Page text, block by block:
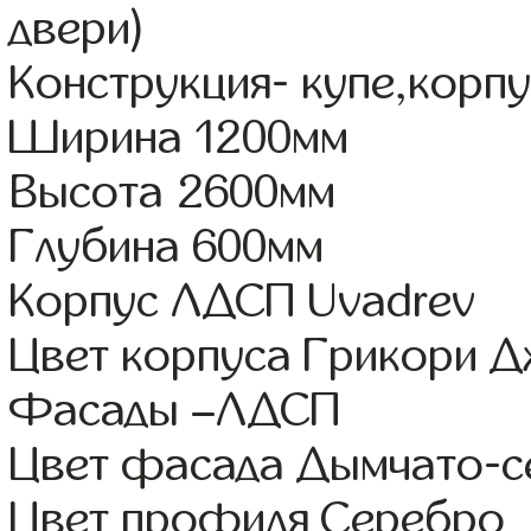
двери)
Конструкция-
Ширина 1200мм
Высота 2600мм
Глубина 600мм
Корпус ЛДСП Uvadrev
Цвет корпуса Грикори
Фасады –ЛДСП
Цвет фасада Дымчато-
Цвет профиля Серебро